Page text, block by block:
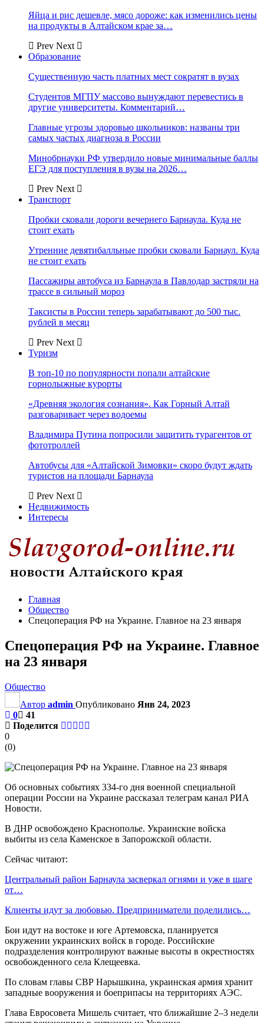
Яйца и рис дешевле, мясо дороже: как изменились цены
на продукты в Алтайском крае за…
Prev Next
Образование
Существенную часть платных мест сократят в вузах
Студентов МГПУ массово вынуждают перевестись в
другие университеты. Комментарий…
Главные угрозы здоровью школьников: названы три
самых частых диагноза в России
Минобрнауки РФ утвердило новые минимальные баллы
ЕГЭ для поступления в вузы на 2026…
Prev Next
Транспорт
Пробки сковали дороги вечернего Барнаула. Куда не
стоит ехать
Утренние девятибалльные пробки сковали Барнаул. Куда
не стоит ехать
Пассажиры автобуса из Барнаула в Павлодар застряли на
трассе в сильный мороз
Таксисты в России теперь зарабатывают до 500 тыс.
рублей в месяц
Prev Next
Туризм
В топ-10 по популярности попали алтайские
горнолыжные курорты
«Древняя экология сознания». Как Горный Алтай
разговаривает через водоемы
Владимира Путина попросили защитить турагентов от
фототроллей
Автобусы для «Алтайской Зимовки» скоро будут ждать
туристов на площади Барнаула
Prev Next
Недвижимость
Интересы
Главная
Общество
Спецоперация РФ на Украине. Главное на 23 января
Спецоперация РФ на Украине. Главное
на 23 января
Общество
Автор admin Опубликовано Янв 24, 2023
0
41
Поделится
0
(0)
Об основных событиях 334-го дня военной специальной
операции России на Украине рассказал телеграм канал РИА
Новости.
В ДНР освобождено Краснополье. Украинские войска
выбиты из села Каменское в Запорожской области.
Сейчас читают:
Центральный район Барнаула засверкал огнями и уже в шаге
от…
Клиенты идут за любовью. Предприниматели поделились…
Бои идут на востоке и юге Артемовска, планируется
окружении украинских войск в городе. Российские
подразделения контролируют важные высоты в окрестностях
освобожденного села Клещеевка.
По словам главы СВР Нарышкина, украинская армия хранит
западные вооружения и боеприпасы на территориях АЭС.
Глава Евросовета Мишель считает, что ближайшие 2–3 недели